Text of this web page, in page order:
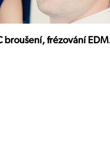
broušení, frézování